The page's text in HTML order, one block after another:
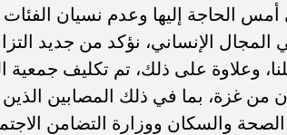
الحاجة إليها وعدم نسيان
الإنساني، نؤكد من جديد
وعلاوة على ذلك، تم تكليف جمعية
من غزة، بما في ذلك المصابين
الصحة والسكان ووزارة التضامن